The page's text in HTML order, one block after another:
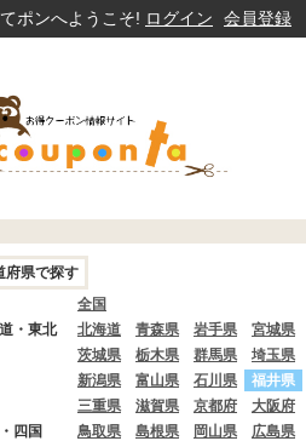
ポンへようこそ! ログイン 会員登録
府県で探す
全国
・東北
北海道 青森県 岩手県 宮城県
茨城県 栃木県 群馬県 埼玉県
新潟県 富山県 石川県 福井県
三重県 滋賀県 京都府 大阪府
四国
鳥取県 島根県 岡山県 広島県